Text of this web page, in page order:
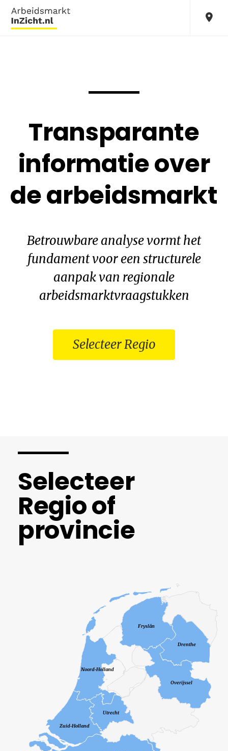
Transparante
informatie over
de arbeidsmarkt
Betrouwbare analyse vormt het
fundament voor een structurele
aanpak van regionale
arbeidsmarktvraagstukken
Selecteer Regio
Selecteer
Regio of
provincie
Overijssel
Drenthe
Fryslân
Zuid-Holland
Noord-Holland
Utrecht